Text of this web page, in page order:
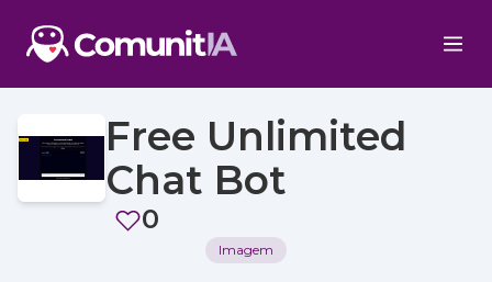
Free Unlimited
Chat Bot
0
Imagem